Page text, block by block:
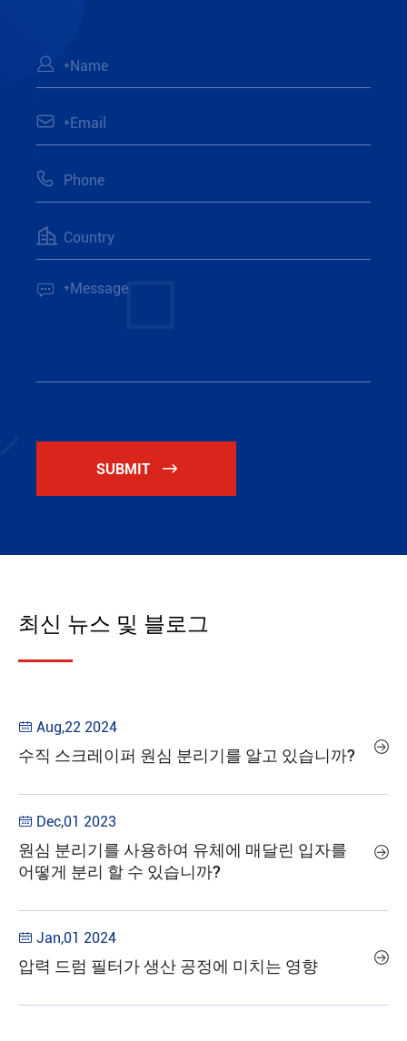





SUBMIT 
최신 뉴스 및 블로그
 Aug,22 2024
수직 스크레이퍼 원심 분리기를 알고 있습니까? 
 Dec,01 2023
원심 분리기를 사용하여 유체에 매달린 입자를
어떻게 분리 할 수 있습니까?

 Jan,01 2024
압력 드럼 필터가 생산 공정에 미치는 영향 